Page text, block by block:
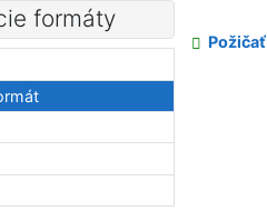
Požičať
formáty